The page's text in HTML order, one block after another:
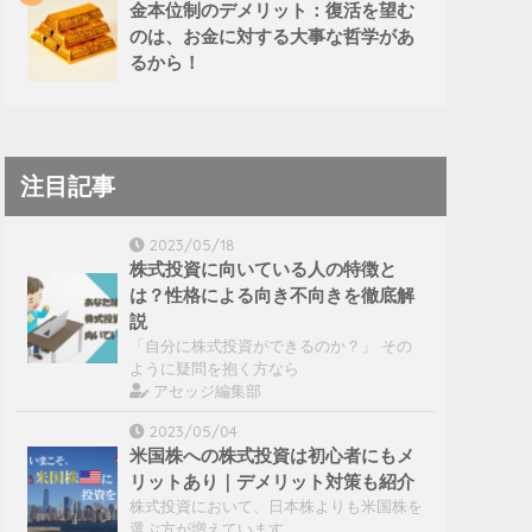
金本位制のデメリット：復活を望む
のは、お金に対する大事な哲学があ
るから！
注目記事
2023/05/18
株式投資に向いている人の特徴と
は？性格による向き不向きを徹底解
説
「自分に株式投資ができるのか？」 その
ように疑問を抱く方なら
アセッジ編集部
2023/05/04
米国株への株式投資は初心者にもメ
リットあり｜デメリット対策も紹介
株式投資において、日本株よりも米国株を